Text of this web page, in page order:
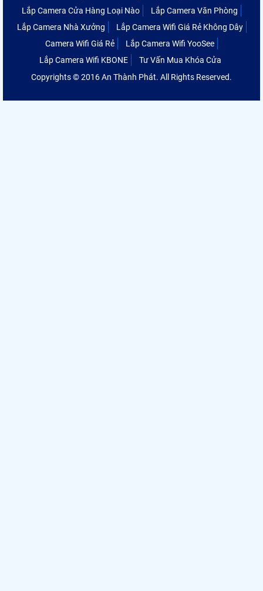
Lắp Camera Cửa Hàng Loại Nào
Lắp Camera Văn Phòng
Lắp Camera Nhà Xưởng
Lắp Camera Wifi Giá Rẻ Không Dây
Camera Wifi Giá Rẻ
Lắp Camera Wifi YooSee
Lắp Camera Wifi KBONE
Tư Vấn Mua Khóa Cửa
Copyrights © 2016 An Thành Phát. All Rights Reserved.